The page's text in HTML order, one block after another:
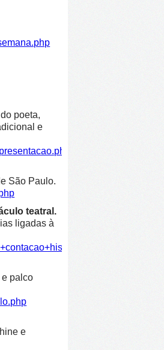
poeta,
e
São Paulo.
teatral.
ligadas à
e palco
e